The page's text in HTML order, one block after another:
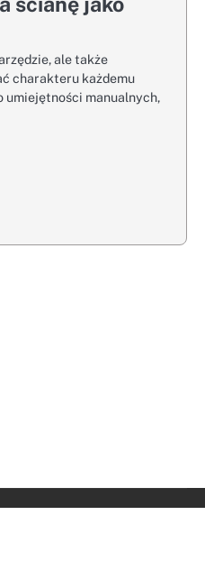
ale także
charakteru każdemu
umiejętności manualnych,